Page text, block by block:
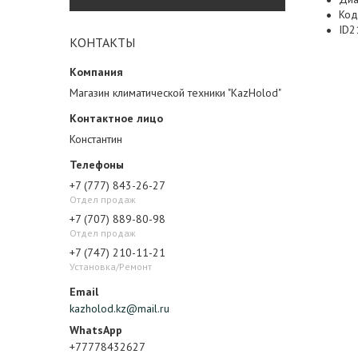
КОНТАКТЫ
Магазин климатической техники "KazHolod"
Константин
+7 (777) 843-26-27
Отдел продаж
+7 (707) 889-80-98
Отдел продаж
+7 (747) 210-11-21
Установка/Ремонт
kazholod.kz@mail.ru
+77778432627